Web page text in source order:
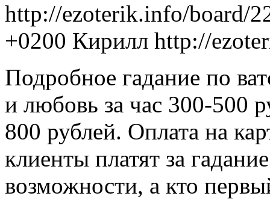
http://ezoterik.info/board/
+0200 Кирилл http://
Подробное гадание по
и любовь за час 300-500
800 рублей. Оплата на
клиенты платят за
возможности, а кто